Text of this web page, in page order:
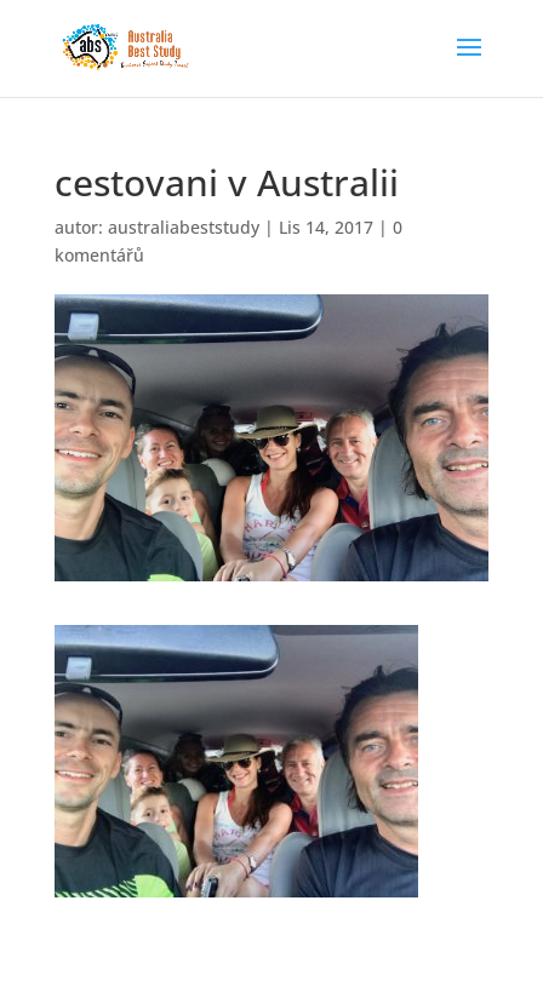
cestovani v Australii
autor: australiabeststudy| Lis 14, 2017| 0
komentářů